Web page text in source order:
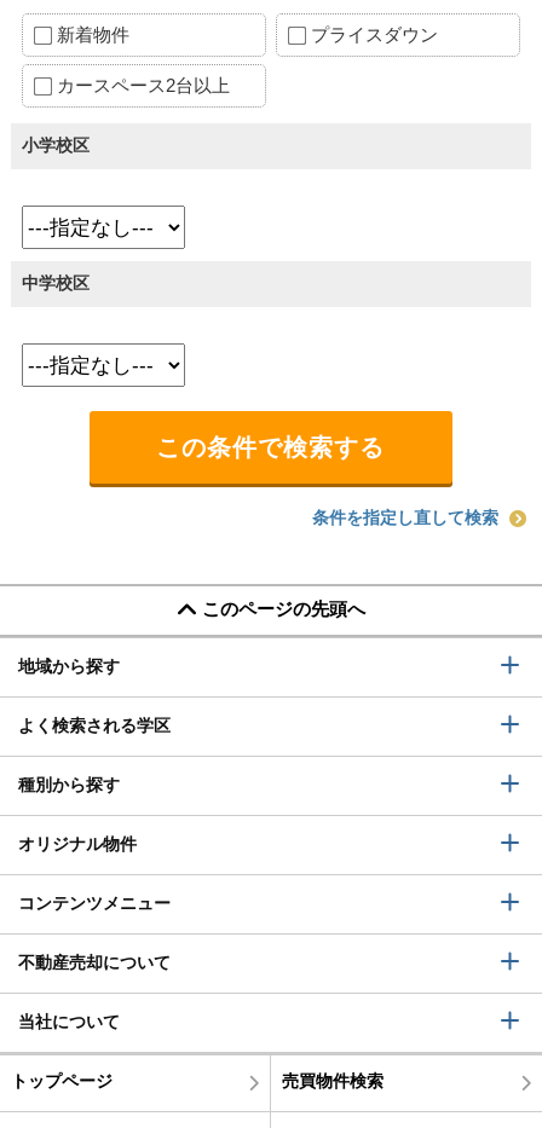
新着物件 プライスダウン
カースペース2台以上
小学校区
中学校区
条件を指定し直して検索
このページの先頭へ
地域から探す
よく検索される学区
種別から探す
オリジナル物件
コンテンツメニュー
不動産売却について
当社について
トップページ 売買物件検索